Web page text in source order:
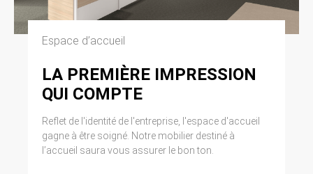
Espace d’accueil
LA PREMIÈRE IMPRESSION
QUI COMPTE
Reflet de l'identité de l'entreprise, l'espace d'accueil
gagne à être soigné. Notre mobilier destiné à
l’accueil saura vous assurer le bon ton.